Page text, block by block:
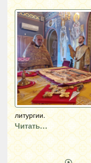
литургии.
Читать…